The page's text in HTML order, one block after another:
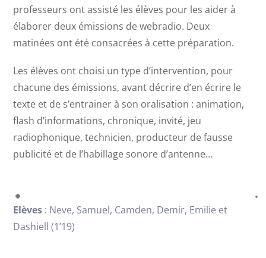
professeurs ont assisté les élèves pour les aider à
élaborer deux émissions de webradio. Deux
matinées ont été consacrées à cette préparation.
Les élèves ont choisi un type d’intervention, pour
chacune des émissions, avant décrire d’en écrire le
texte et de s’entrainer à son oralisation : animation,
flash d’informations, chronique, invité, jeu
radiophonique, technicien, producteur de fausse
publicité et de l’habillage sonore d’antenne…
Elèves : Neve, Samuel, Camden, Demir, Emilie et
Dashiell (1’19)